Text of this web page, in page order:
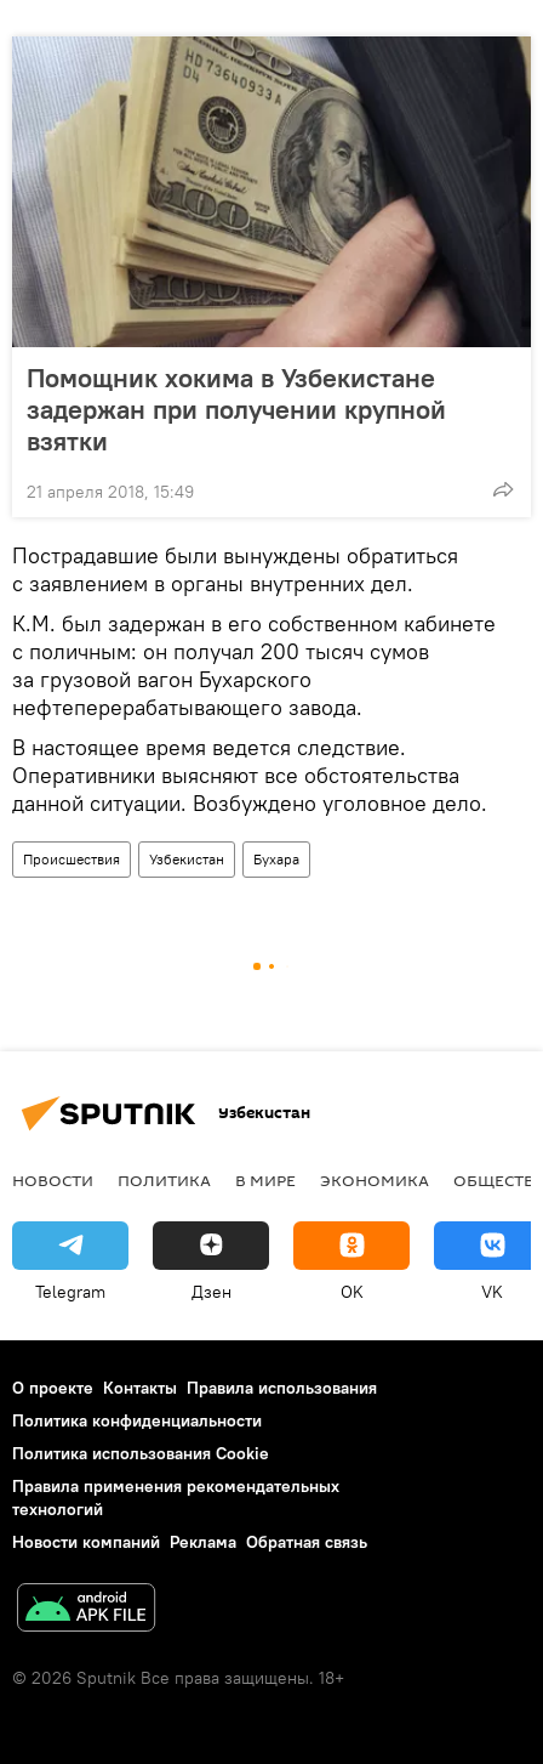
Помощник хокима в Узбекистане
задержан при получении крупной
взятки
21 апреля 2018, 15:49
Пострадавшие были вынуждены обратиться
с заявлением в органы внутренних дел.
К.М. был задержан в его собственном кабинете
с поличным: он получал 200 тысяч сумов
за грузовой вагон Бухарского
нефтеперерабатывающего завода.
В настоящее время ведется следствие.
Оперативники выясняют все обстоятельства
данной ситуации. Возбуждено уголовное дело.
Происшествия Узбекистан Бухара
Узбекистан
НОВОСТИ ПОЛИТИКА В МИРЕ ЭКОНОМИКА
Telegram Дзен OK VK
О проекте Контакты Правила использования
Политика конфиденциальности
Политика использования Cookie
Правила применения рекомендательных
технологий
Новости компаний Реклама Обратная связь
© 2026 Sputnik Все права защищены. 18+